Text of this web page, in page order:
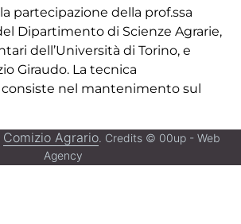
partecipazione della prof.ssa
Dipartimento di Scienze Agrarie,
dell’Università di Torino, e
Giraudo. La tecnica
nel mantenimento sul
Comizio Agrario. Credits © 00up - Web
Agency